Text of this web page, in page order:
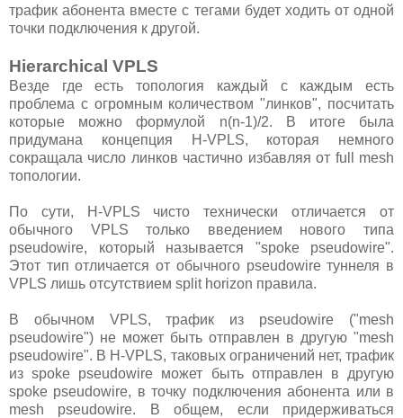
трафик абонента вместе с тегами будет ходить от одной
точки подключения к другой.
Hierarchical VPLS
Везде где есть топология каждый с каждым есть
проблема с огромным количеством "линков", посчитать
которые можно формулой n(n-1)/2. В итоге была
придумана концепция H-VPLS, которая немного
сокращала число линков частично избавляя от full mesh
топологии.
По сути, H-VPLS чисто технически отличается от
обычного VPLS только введением нового типа
pseudowire, который называется "spoke pseudowire".
Этот тип отличается от обычного pseudowire туннеля в
VPLS лишь отсутствием split horizon правила.
В обычном VPLS, трафик из pseudowire ("mesh
pseudowire") не может быть отправлен в другую "mesh
pseudowire". В H-VPLS, таковых ограничений нет, трафик
из spoke pseudowire может быть отправлен в другую
spoke pseudowire, в точку подключения абонента или в
mesh pseudowire. В общем, если придерживаться